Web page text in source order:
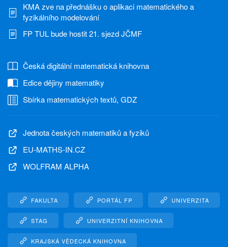
KMA zve na přednášku o aplikaci matematického a
fyzikálního modelování
FP TUL bude hostit 21. sjezd JČMF
Česká digitální matematická knihovna
Edice dějiny matematiky
Sbírka matematických textů, GDZ
Jednota českých matematiků a fyziků
EU-MATHS-IN.CZ
WOLFRAM ALPHA
FAKULTA PORTÁL FP UNIVERZITA
STAG UNIVERZITNÍ KNIHOVNA
KRAJSKÁ VĚDECKÁ KNIHOVNA